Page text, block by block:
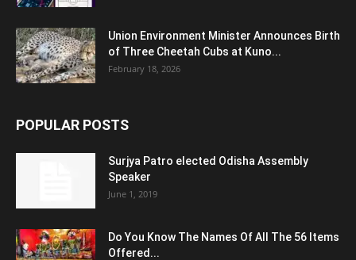
Union Environment Minister Announces Birth
of Three Cheetah Cubs at Kuno...
February 18, 2026
POPULAR POSTS
Surjya Patro elected Odisha Assembly
Speaker
June 1, 2019
Do You Know The Names Of All The 56 Items
Offered...